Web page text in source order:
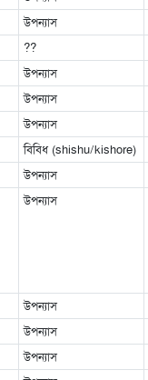
উপন্যাস
??
উপন্যাস
উপন্যাস
উপন্যাস
বিবিধ (shishu/kishore)
উপন্যাস
উপন্যাস
উপন্যাস
উপন্যাস
উপন্যাস